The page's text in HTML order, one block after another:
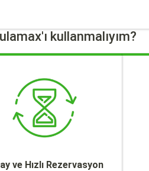
kullanmalıyım?
ve Hızlı Rezervasyon